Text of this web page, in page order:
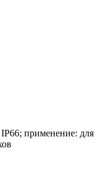
применение: для